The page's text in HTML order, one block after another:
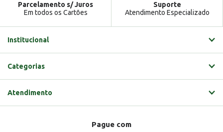
Parcelamento s/ Juros
Em todos os Cartões
Suporte
Atendimento Especializado
Institucional
Categorias
Atendimento
Pague com